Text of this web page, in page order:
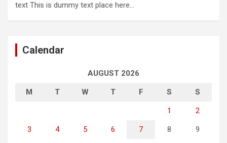
text This is dummy text place here…
Calendar
AUGUST 2026
M T W T F S S
1 2
3 4 5 6 7 8 9